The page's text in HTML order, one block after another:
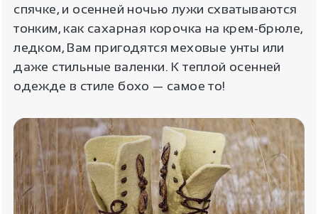
спячке, и осенней ночью лужи схватываются
тонким, как сахарная корочка на крем-брюле,
ледком, Вам пригодятся меховые унты или
даже стильные валенки. К теплой осенней
одежде в стиле бохо — самое то!